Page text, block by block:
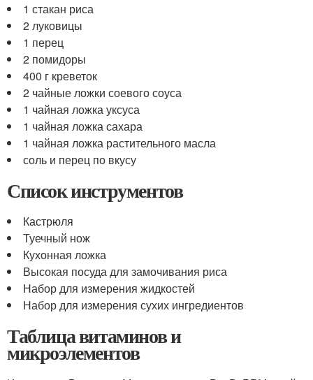
1 стакан риса
2 луковицы
1 перец
2 помидоры
400 г креветок
2 чайные ложки соевого соуса
1 чайная ложка уксуса
1 чайная ложка сахара
1 чайная ложка растительного масла
соль и перец по вкусу
Список инструментов
Кастрюля
Туечный нож
Кухонная ложка
Высокая посуда для замочивания риса
Набор для измерения жидкостей
Набор для измерения сухих ингредиентов
Таблица витаминов и
микроэлементов